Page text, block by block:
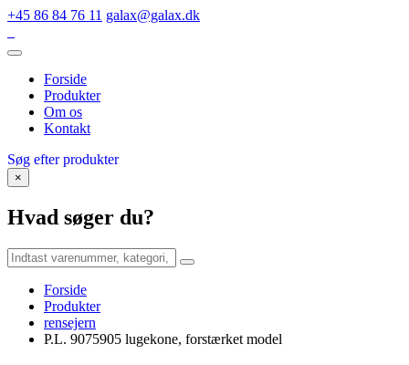
+45 86 84 76 11 galax@galax.dk
Forside
Produkter
Om os
Kontakt
Søg efter produkter
×
Hvad søger du?
Forside
Produkter
rensejern
P.L. 9075905 lugekone, forstærket model